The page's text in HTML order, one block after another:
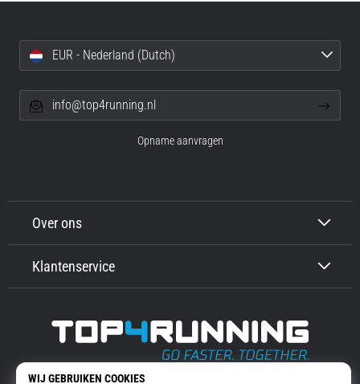
Meer dan 16 jaar motiveren wij jou om te gaan lopen. Sneller. Met ons.
Over ons
Klantenservice
EUR - Nederland (Dutch)
info@top4running.nl
Opname aanvragen